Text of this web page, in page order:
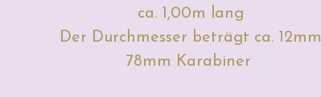
ca. 1,00m lang
Der Durchmesser beträgt ca. 12mm
78mm Karabiner